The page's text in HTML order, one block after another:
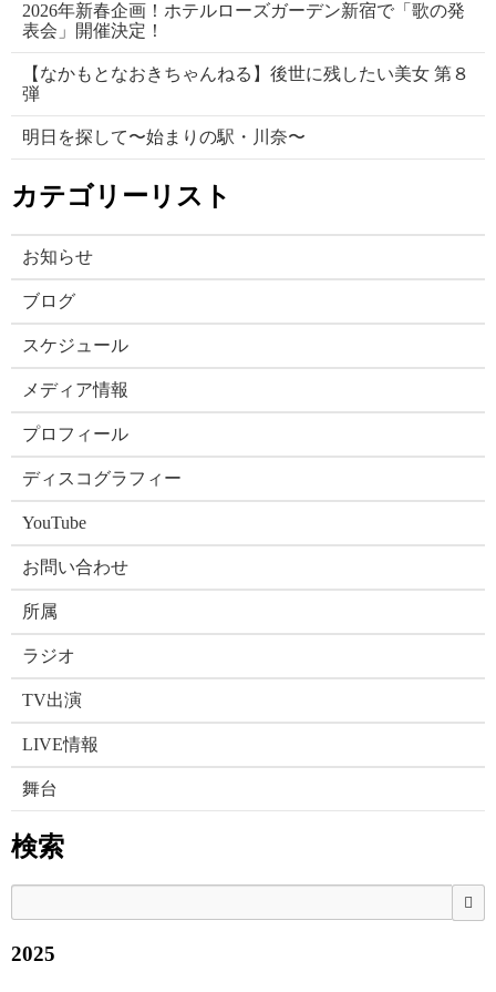
2026年新春企画！ホテルローズガーデン新宿で「歌の発
表会」開催決定！
【なかもとなおきちゃんねる】後世に残したい美女 第８
弾
明日を探して〜始まりの駅・川奈〜
カテゴリーリスト
お知らせ
ブログ
スケジュール
メディア情報
プロフィール
ディスコグラフィー
YouTube
お問い合わせ
所属
ラジオ
TV出演
LIVE情報
舞台
検索
2025